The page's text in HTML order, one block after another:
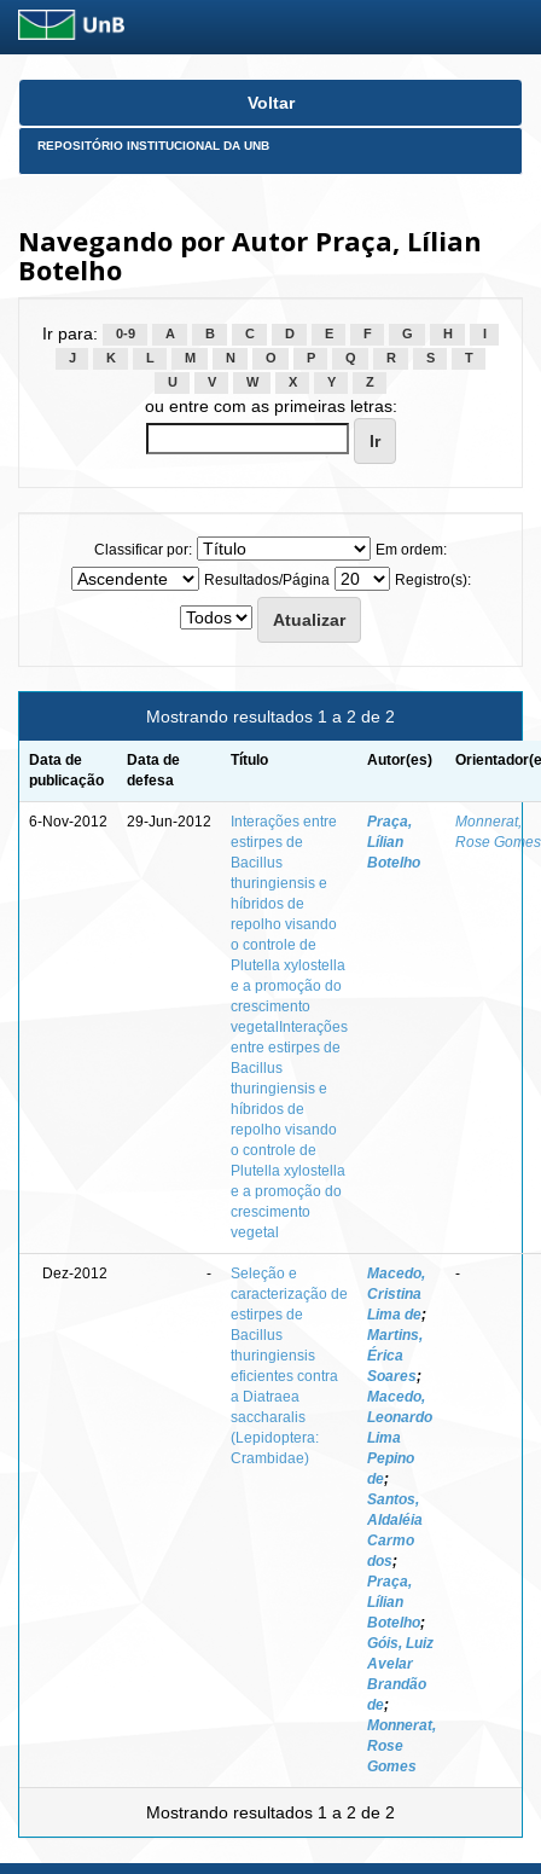
Skip
Voltar
REPOSITÓRIO INSTITUCIONAL DA UNB
Navegando por Autor Praça, Lílian
Botelho
Ir para: 0-9 A B C D E F G H
J
K L M N O P Q R S
T
U
V W X Y Z
ou entre com as primeiras letras:
Classificar por:
Em ordem:
Resultados/Página
Registro(s):
Mostrando resultados 1 a 2 de 2
Data de
publicação
Data de
defesa
Título Autor(es)
6-Nov-2012 29-Jun-2012
Interações entre
estirpes de
Bacillus
thuringiensis e
híbridos de
repolho visando
o controle de
Plutella xylostella
e a promoção do
crescimento
vegetalInterações
entre estirpes de
Bacillus
thuringiensis e
híbridos de
repolho visando
o controle de
Plutella xylostella
e a promoção do
crescimento
vegetal
Praça,
Lílian
Botelho
Monnerat,
Rose Gomes
Dez-2012 -
Seleção e
caracterização de
estirpes de
Bacillus
thuringiensis
eficientes contra
a Diatraea
saccharalis
(Lepidoptera:
Crambidae)
Macedo,
Cristina
Lima de;
Martins,
Érica
Soares;
Macedo,
Leonardo
Lima
Pepino
de;
Santos,
Aldaléia
Carmo
dos;
Praça,
Lílian
Botelho;
Góis, Luiz
Avelar
Brandão
de;
Monnerat,
Rose
Gomes
-
Mostrando resultados 1 a 2 de 2